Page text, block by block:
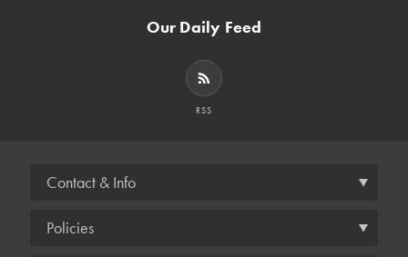
Our Daily Feed
RSS
Contact & Info
Policies